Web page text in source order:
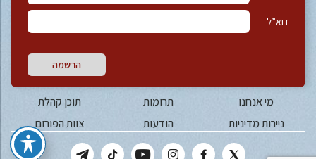
דוא”ל
הרשמה
מי אנחנו תרומות
תוכן קהלת
ניירות מדיניות
הודעות צוות הפורום